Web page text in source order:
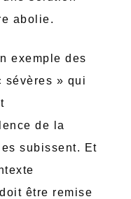
abolie.
exemple des
sévères » qui
de la
subissent. Et
être remise